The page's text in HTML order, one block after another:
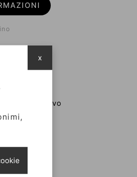
Come Nuovo
2006
x